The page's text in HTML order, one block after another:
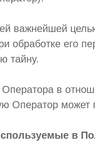
важнейшей
обработке его
тайну.
в
Оператор может
в